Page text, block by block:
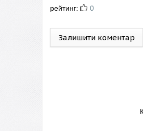
рейтинг: 0
Залишити коментар